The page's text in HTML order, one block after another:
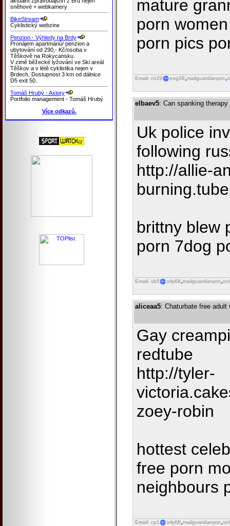
sněhové + webkamery
BikeStream
Cyklistický webzine
Penzion - Výhledy na Brdy
Pronájem apartmánů/ penzion a
ubytování od 290,- Kč/osoba v
Těškově na Rokycansku.
V zimě běžecké lyžování ve Ski areál
Těškov a v létě cyklistika nejen v
Brdech. Dostupnost 3 km od dálnice
D5 exit 50.
Tomáš Hrubý - Axiory
Portfolio management - Tomáš Hrubý
Více odkazů.
mature
porn
porn pics
Email: nz20 eog38 mailguardianpro
elbaev5: Can spanking
Uk police
following
http://allie-
brittny blew
porn 7dog
Email: vb5 orly68 mailguardianpro
aliceaa5: Chaturbate free
Gay
redtube
http://tyler-
zoey-robin
hottest
free porn
neighbours
Email: cp1 orly68 mailguardianpro